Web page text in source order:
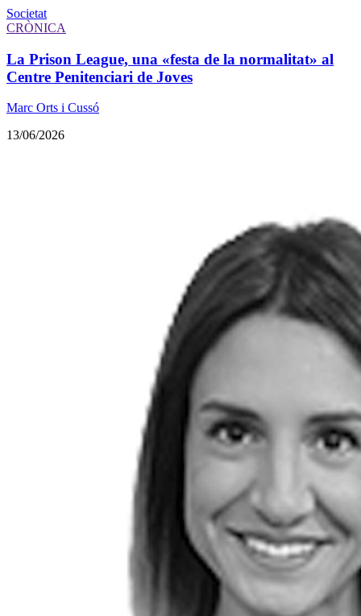
Societat
CRÒNICA
La Prison League, una «festa de la normalitat» al
Centre Penitenciari de Joves
Marc Orts i Cussó
13/06/2026